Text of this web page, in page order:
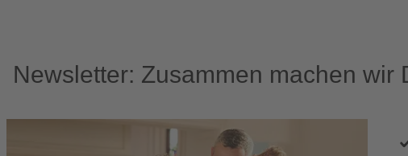
Newsletter: Zusammen machen